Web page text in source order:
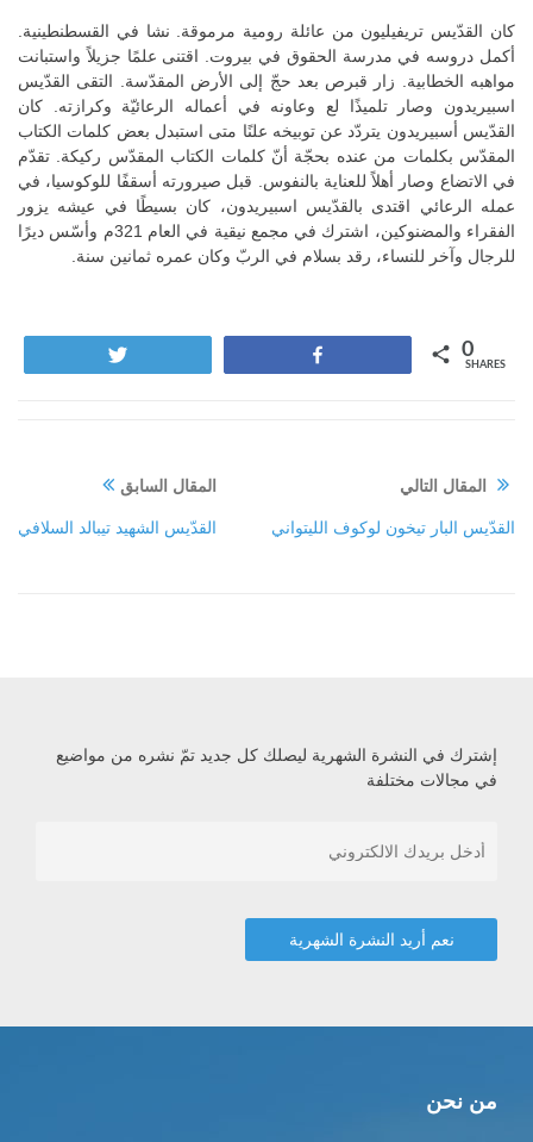
كان القدّيس تريفيليون من عائلة رومية مرموقة. نشا في القسطنطينية.
أكمل دروسه في مدرسة الحقوق في بيروت. اقتنى علمًا جزيلاً واستبانت
مواهبه الخطابية. زار قبرص بعد حجّ إلى الأرض المقدّسة. التقى القدّيس
اسبيريدون وصار تلميذًا لع وعاونه في أعماله الرعائيّة وكرازته. كان
القدّيس أسبيريدون يتردّد عن توبيخه علنًا متى استبدل بعض كلمات الكتاب
المقدّس بكلمات من عنده بحجّة أنّ كلمات الكتاب المقدّس ركيكة. تقدّم
في الاتضاع وصار أهلاً للعناية بالنفوس. قبل صيرورته أسقفًا للوكوسيا، في
عمله الرعائي اقتدى بالقدّيس اسبيريدون، كان بسيطًا في عيشه يزور
الفقراء والمضنوكين، اشترك في مجمع نيقية في العام 321م وأسّس ديرًا
للرجال وآخر للنساء، رقد بسلام في الربّ وكان عمره ثمانين سنة.
0
SHARES
المقال السابق
القدّيس الشهيد تيبالد السلافي
المقال التالي
القدّيس البار تيخون لوكوف الليتواني
إشترك في النشرة الشهرية ليصلك كل جديد تمّ نشره من مواضيع
في مجالات مختلفة
من نحن